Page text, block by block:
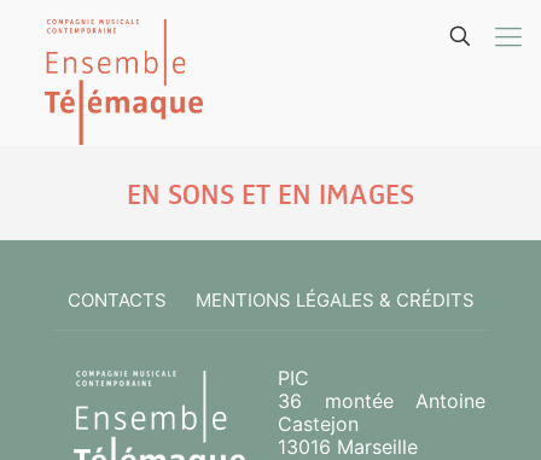
EN SONS ET EN IMAGES
CONTACTS MENTIONS LÉGALES & CRÉDITS
PIC
36 montée Antoine
Castejon
13016 Marseille